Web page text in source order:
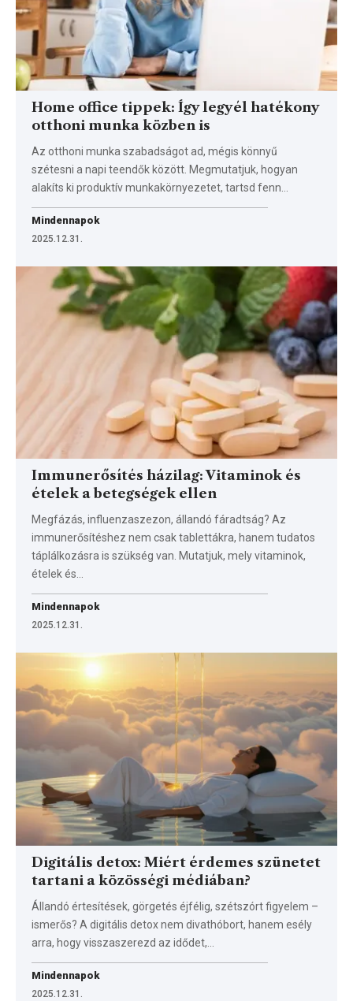
Home office tippek: Így legyél hatékony
otthoni munka közben is
Az otthoni munka szabadságot ad, mégis könnyű
szétesni a napi teendők között. Megmutatjuk, hogyan
alakíts ki produktív munkakörnyezetet, tartsd fenn…
Mindennapok
2025.12.31.
Immunerősítés házilag: Vitaminok és
ételek a betegségek ellen
Megfázás, influenzaszezon, állandó fáradtság? Az
immunerősítéshez nem csak tablettákra, hanem tudatos
táplálkozásra is szükség van. Mutatjuk, mely vitaminok,
ételek és…
Mindennapok
2025.12.31.
Digitális detox: Miért érdemes szünetet
tartani a közösségi médiában?
Állandó értesítések, görgetés éjfélig, szétszórt figyelem –
ismerős? A digitális detox nem divathóbort, hanem esély
arra, hogy visszaszerezd az idődet,…
Mindennapok
2025.12.31.